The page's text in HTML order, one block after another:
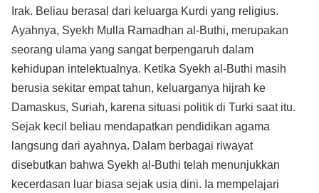
Irak. Beliau berasal dari keluarga Kurdi yang religius.
Ayahnya, Syekh Mulla Ramadhan al-Buthi, merupakan
seorang ulama yang sangat berpengaruh dalam
kehidupan intelektualnya. Ketika Syekh al-Buthi masih
berusia sekitar empat tahun, keluarganya hijrah ke
Damaskus, Suriah, karena situasi politik di Turki saat itu.
Sejak kecil beliau mendapatkan pendidikan agama
langsung dari ayahnya. Dalam berbagai riwayat
disebutkan bahwa Syekh al-Buthi telah menunjukkan
kecerdasan luar biasa sejak usia dini. Ia mempelajari